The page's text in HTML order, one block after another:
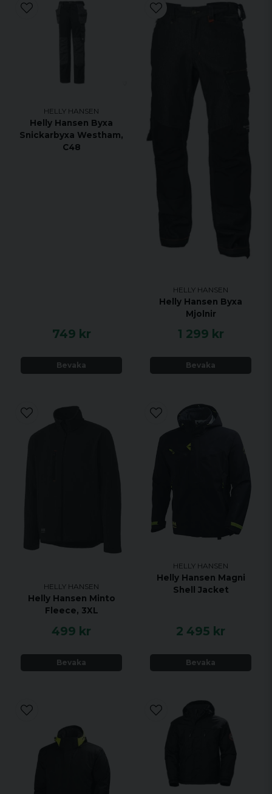
HELLY HANSEN
Helly Hansen Byxa
Snickarbyxa Westham,
C48
749 kr
Bevaka
HELLY HANSEN
Helly Hansen Byxa
Mjolnir
1 299 kr
Bevaka
HELLY HANSEN
Helly Hansen Minto
Fleece, 3XL
499 kr
Bevaka
HELLY HANSEN
Helly Hansen Magni
Shell Jacket
2 495 kr
Bevaka